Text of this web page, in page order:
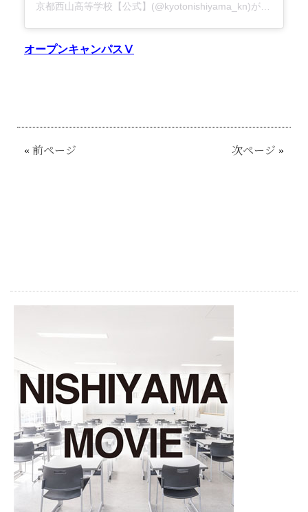
京都西山高等学校【公式】(@kyotonishiyama_kn)がシェアした投稿
オープンキャンパスⅤ
« 前ページ 次ページ »